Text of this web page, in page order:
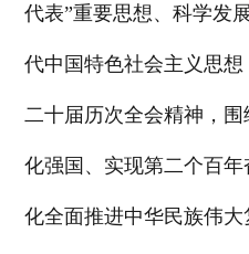
代表”重要思想、科学发
代中国特色社会主义思
二十届历次全会精神，
化强国、实现第二个百
化全面推进中华民族伟